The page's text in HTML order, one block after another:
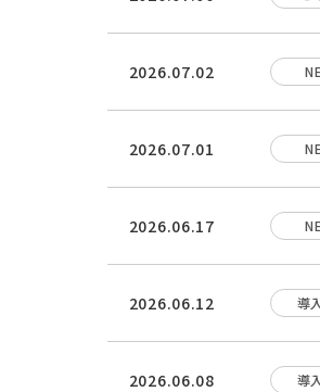
2026.07.02
2026.07.01
2026.06.17
2026.06.12 導
2026.06.08 導